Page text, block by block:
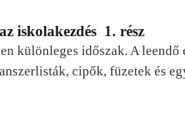
iskolakezdés 1. rész
különleges időszak. A
cipők, füzetek és